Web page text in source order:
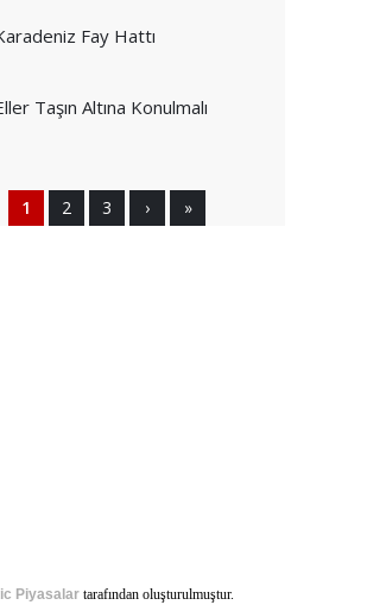
Fay Hattı
Taşın Altına Konulmalı
1 2 3 › »
Piyasalar tarafından oluşturulmuştur.